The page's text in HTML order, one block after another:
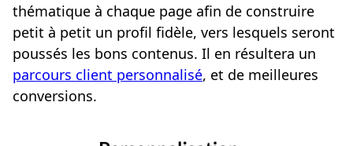
thématique à chaque page afin de construire
petit à petit un profil fidèle, vers lesquels seront
poussés les bons contenus. Il en résultera un
parcours client personnalisé, et de meilleures
conversions.